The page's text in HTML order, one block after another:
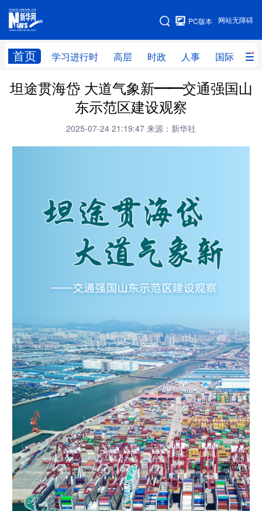
网站无障碍
PC版本
首页 学习进行时 高层 时政 人事 国际 财
网站地图
学习进行时 高层 时政 人事
财经 网评
访谈 视频 图片
中央文件
人居 信息化 数字经济
乡村振兴 银龄 溯源中国
彩票 娱乐 时尚 悦读
公益 一带一路 亚太网 上市公司
文化产业
地方频道
北京 天津 河北 山西
辽宁 吉林 上海 江苏
浙江 安徽 福建 江西
坦途贯海岱 大道气象新——交通强国山
东示范区建设观察
2025-07-24 21:19:47 来源：新华社